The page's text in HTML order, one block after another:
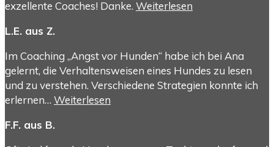
exzellente Coaches! Danke. Weiterlesen
L.E. aus Z.
Im Coaching „Angst vor Hunden“ habe ich bei Ana
gelernt, die Verhaltensweisen eines Hundes zu lesen
und zu verstehen. Verschiedene Strategien konnte ich
erlernen… Weiterlesen
F.F. aus B.